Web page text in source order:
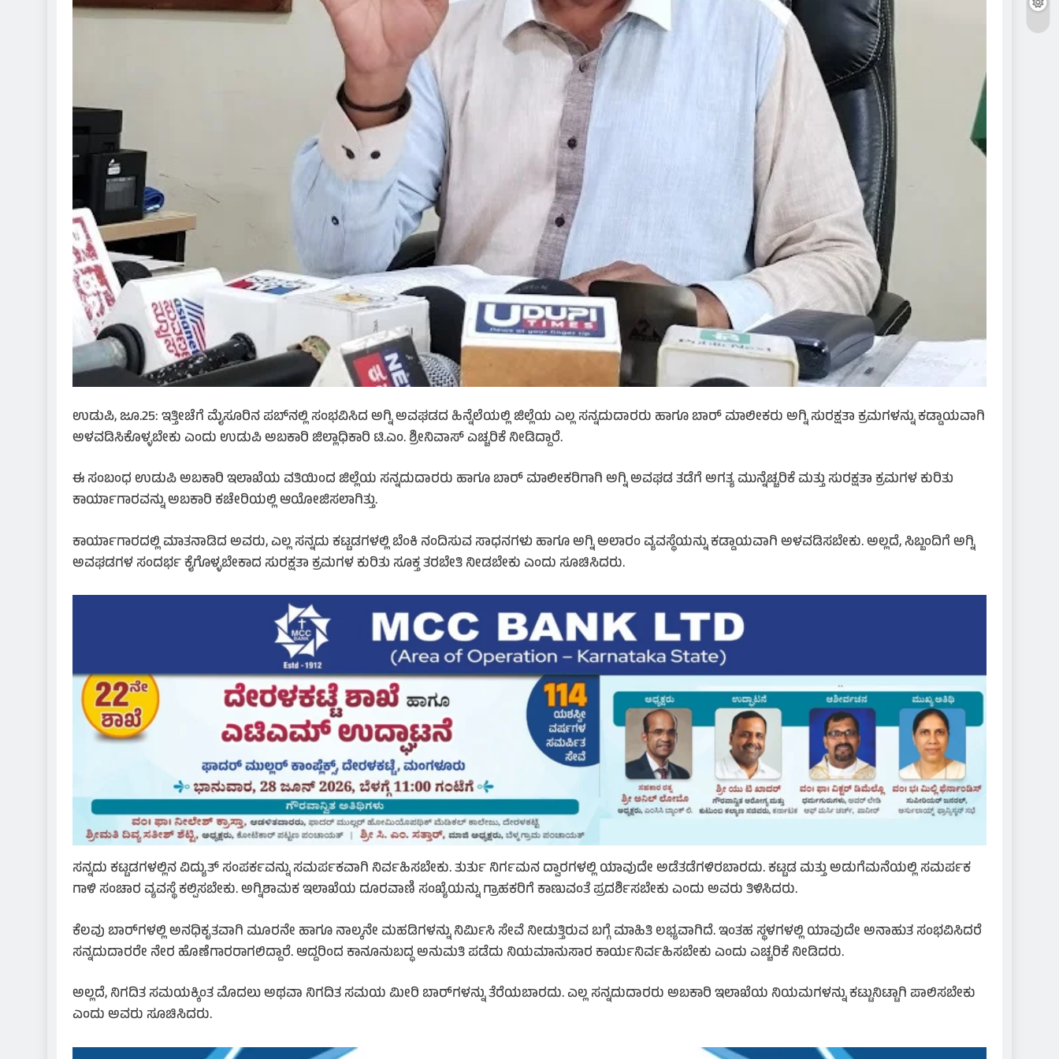
ಉಡುಪಿ, ಜೂ.25: ಇತ್ತೀಚೆಗೆ ಮೈಸೂರಿನ ಪಬ್‌ನಲ್ಲಿ ಸಂಭವಿಸಿದ ಅಗ್ನಿ ಅವಘಡದ ಹಿನ್ನೆಲೆಯಲ್ಲಿ ಜಿಲ್ಲೆಯ ಎಲ್ಲ ಸನ್ನದುದಾರರು ಹಾಗೂ ಬಾರ್ ಮಾಲೀಕರು ಅಗ್ನಿ ಸುರಕ್ಷತಾ ಕ್ರಮಗಳನ್ನು ಕಡ್ಡಾಯವಾಗಿ
ಅಳವಡಿಸಿಕೊಳ್ಳಬೇಕು ಎಂದು ಉಡುಪಿ ಅಬಕಾರಿ ಜಿಲ್ಲಾಧಿಕಾರಿ ಟಿ.ಎಂ. ಶ್ರೀನಿವಾಸ್ ಎಚ್ಚರಿಕೆ ನೀಡಿದ್ದಾರೆ.
ಈ ಸಂಬಂಧ ಉಡುಪಿ ಅಬಕಾರಿ ಇಲಾಖೆಯ ವತಿಯಿಂದ ಜಿಲ್ಲೆಯ ಸನ್ನದುದಾರರು ಹಾಗೂ ಬಾರ್ ಮಾಲೀಕರಿಗಾಗಿ ಅಗ್ನಿ ಅವಘಡ ತಡೆಗೆ ಅಗತ್ಯ ಮುನ್ನೆಚ್ಚರಿಕೆ ಮತ್ತು ಸುರಕ್ಷತಾ ಕ್ರಮಗಳ ಕುರಿತು
ಕಾರ್ಯಾಗಾರವನ್ನು ಅಬಕಾರಿ ಕಚೇರಿಯಲ್ಲಿ ಆಯೋಜಿಸಲಾಗಿತ್ತು.
ಕಾರ್ಯಾಗಾರದಲ್ಲಿ ಮಾತನಾಡಿದ ಅವರು, ಎಲ್ಲ ಸನ್ನದು ಕಟ್ಟಡಗಳಲ್ಲಿ ಬೆಂಕಿ ನಂದಿಸುವ ಸಾಧನಗಳು ಹಾಗೂ ಅಗ್ನಿ ಅಲಾರಂ ವ್ಯವಸ್ಥೆಯನ್ನು ಕಡ್ಡಾಯವಾಗಿ ಅಳವಡಿಸಬೇಕು. ಅಲ್ಲದೆ, ಸಿಬ್ಬಂದಿಗೆ ಅಗ್ನಿ
ಅವಘಡಗಳ ಸಂದರ್ಭ ಕೈಗೊಳ್ಳಬೇಕಾದ ಸುರಕ್ಷತಾ ಕ್ರಮಗಳ ಕುರಿತು ಸೂಕ್ತ ತರಬೇತಿ ನೀಡಬೇಕು ಎಂದು ಸೂಚಿಸಿದರು.
ಸನ್ನದು ಕಟ್ಟಡಗಳಲ್ಲಿನ ವಿದ್ಯುತ್ ಸಂಪರ್ಕವನ್ನು ಸಮರ್ಪಕವಾಗಿ ನಿರ್ವಹಿಸಬೇಕು. ತುರ್ತು ನಿರ್ಗಮನ ದ್ವಾರಗಳಲ್ಲಿ ಯಾವುದೇ ಅಡೆತಡೆಗಳಿರಬಾರದು. ಕಟ್ಟಡ ಮತ್ತು ಅಡುಗೆಮನೆಯಲ್ಲಿ ಸಮರ್ಪಕ
ಗಾಳಿ ಸಂಚಾರ ವ್ಯವಸ್ಥೆ ಕಲ್ಪಿಸಬೇಕು. ಅಗ್ನಿಶಾಮಕ ಇಲಾಖೆಯ ದೂರವಾಣಿ ಸಂಖ್ಯೆಯನ್ನು ಗ್ರಾಹಕರಿಗೆ ಕಾಣುವಂತೆ ಪ್ರದರ್ಶಿಸಬೇಕು ಎಂದು ಅವರು ತಿಳಿಸಿದರು.
ಕೆಲವು ಬಾರ್‌ಗಳಲ್ಲಿ ಅನಧಿಕೃತವಾಗಿ ಮೂರನೇ ಹಾಗೂ ನಾಲ್ಕನೇ ಮಹಡಿಗಳನ್ನು ನಿರ್ಮಿಸಿ ಸೇವೆ ನೀಡುತ್ತಿರುವ ಬಗ್ಗೆ ಮಾಹಿತಿ ಲಭ್ಯವಾಗಿದೆ. ಇಂತಹ ಸ್ಥಳಗಳಲ್ಲಿ ಯಾವುದೇ ಅನಾಹುತ ಸಂಭವಿಸಿದರೆ
ಸನ್ನದುದಾರರೇ ನೇರ ಹೊಣೆಗಾರರಾಗಲಿದ್ದಾರೆ. ಆದ್ದರಿಂದ ಕಾನೂನುಬದ್ಧ ಅನುಮತಿ ಪಡೆದು ನಿಯಮಾನುಸಾರ ಕಾರ್ಯನಿರ್ವಹಿಸಬೇಕು ಎಂದು ಎಚ್ಚರಿಕೆ ನೀಡಿದರು.
ಅಲ್ಲದೆ, ನಿಗದಿತ ಸಮಯಕ್ಕಿಂತ ಮೊದಲು ಅಥವಾ ನಿಗದಿತ ಸಮಯ ಮೀರಿ ಬಾರ್‌ಗಳನ್ನು ತೆರೆಯಬಾರದು. ಎಲ್ಲ ಸನ್ನದುದಾರರು ಅಬಕಾರಿ ಇಲಾಖೆಯ ನಿಯಮಗಳನ್ನು ಕಟ್ಟುನಿಟ್ಟಾಗಿ ಪಾಲಿಸಬೇಕು
ಎಂದು ಅವರು ಸೂಚಿಸಿದರು.